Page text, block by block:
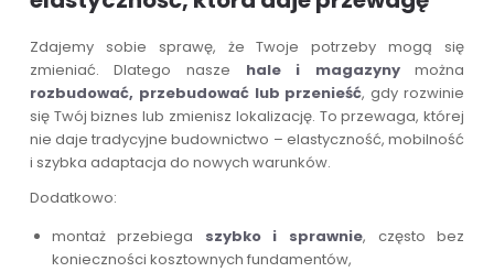
Zdajemy sobie sprawę, że Twoje potrzeby mogą się
zmieniać. Dlatego nasze hale i magazynymożna
rozbudować, przebudować lub przenieść, gdy rozwinie
się Twój biznes lub zmienisz lokalizację. To przewaga, której
nie daje tradycyjne budownictwo – elastyczność, mobilność
i szybka adaptacja do nowych warunków.
Dodatkowo:
montaż przebiega szybko i sprawnie, często bez
konieczności kosztownych fundamentów,